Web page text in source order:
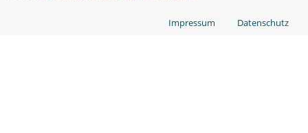
Impressum Datenschutz